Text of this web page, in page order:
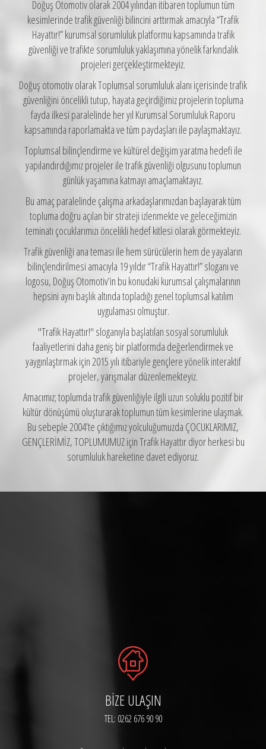
Doğuş Otomotiv olarak 2004 yılından itibaren toplumun tüm
kesimlerinde trafik güvenliği bilincini arttırmak amacıyla “Trafik
Hayattır!” kurumsal sorumluluk platformu kapsamında trafik
güvenliği ve trafikte sorumluluk yaklaşımına yönelik farkındalık
projeleri gerçekleştirmekteyiz.
Doğuş otomotiv olarak Toplumsal sorumluluk alanı içerisinde trafik
güvenliğini öncelikli tutup, hayata geçirdiğimiz projelerin topluma
fayda ilkesi paralelinde her yıl Kurumsal Sorumluluk Raporu
kapsamında raporlamakta ve tüm paydaşları ile paylaşmaktayız.
Toplumsal bilinçlendirme ve kültürel değişim yaratma hedefi ile
yapılandırdığımız projeler ile trafik güvenliği olgusunu toplumun
günlük yaşamına katmayı amaçlamaktayız.
Bu amaç paralelinde çalışma arkadaşlarımızdan başlayarak tüm
topluma doğru açılan bir strateji izlenmekte ve geleceğimizin
teminatı çocuklarımızı öncelikli hedef kitlesi olarak görmekteyiz.
Trafik güvenliği ana teması ile hem sürücülerin hem de yayaların
bilinçlendirilmesi amacıyla 19 yıldır “Trafik Hayattır!” sloganı ve
logosu, Doğuş Otomotiv’in bu konudaki kurumsal çalışmalarının
hepsini aynı başlık altında topladığı genel toplumsal katılım
uygulaması olmuştur.
"Trafik Hayattır!" sloganıyla başlatılan sosyal sorumluluk
faaliyetlerini daha geniş bir platformda değerlendirmek ve
yaygınlaştırmak için 2015 yılı itibariyle gençlere yönelik interaktif
projeler, yarışmalar düzenlemekteyiz.
Amacımız; toplumda trafik güvenliğiyle ilgili uzun soluklu pozitif bir
kültür dönüşümü oluşturarak toplumun tüm kesimlerine ulaşmak.
Bu sebeple 2004’te çıktığımız yolculuğumuzda ÇOCUKLARIMIZ,
GENÇLERİMİZ, TOPLUMUMUZ için Trafik Hayattır diyor herkesi bu
sorumluluk hareketine davet ediyoruz.
BIZE ULAŞIN
TEL: 0262 676 90 90